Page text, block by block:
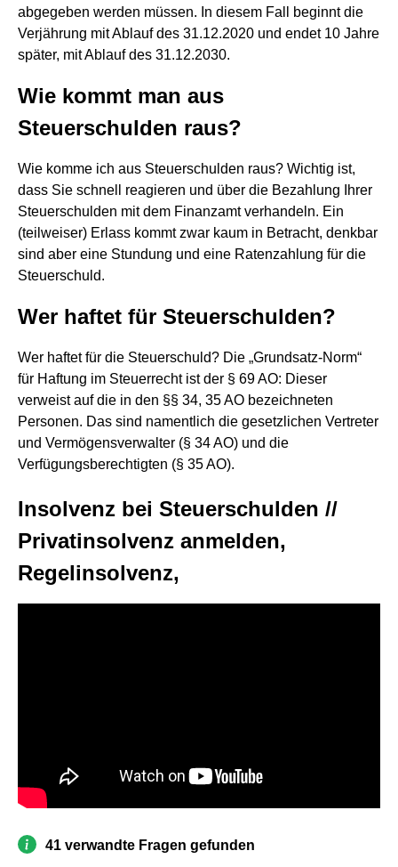
abgegeben werden müssen. In diesem Fall beginnt die
Verjährung mit Ablauf des 31.12.2020 und endet 10 Jahre
später, mit Ablauf des 31.12.2030.
Wie kommt man aus
Steuerschulden raus?
Wie komme ich aus Steuerschulden raus? Wichtig ist,
dass Sie schnell reagieren und über die Bezahlung Ihrer
Steuerschulden mit dem Finanzamt verhandeln. Ein
(teilweiser) Erlass kommt zwar kaum in Betracht, denkbar
sind aber eine Stundung und eine Ratenzahlung für die
Steuerschuld.
Wer haftet für Steuerschulden?
Wer haftet für die Steuerschuld? Die „Grundsatz-Norm“
für Haftung im Steuerrecht ist der § 69 AO: Dieser
verweist auf die in den §§ 34, 35 AO bezeichneten
Personen. Das sind namentlich die gesetzlichen Vertreter
und Vermögensverwalter (§ 34 AO) und die
Verfügungsberechtigten (§ 35 AO).
Insolvenz bei Steuerschulden //
Privatinsolvenz anmelden,
Regelinsolvenz,
41 verwandte Fragen gefunden